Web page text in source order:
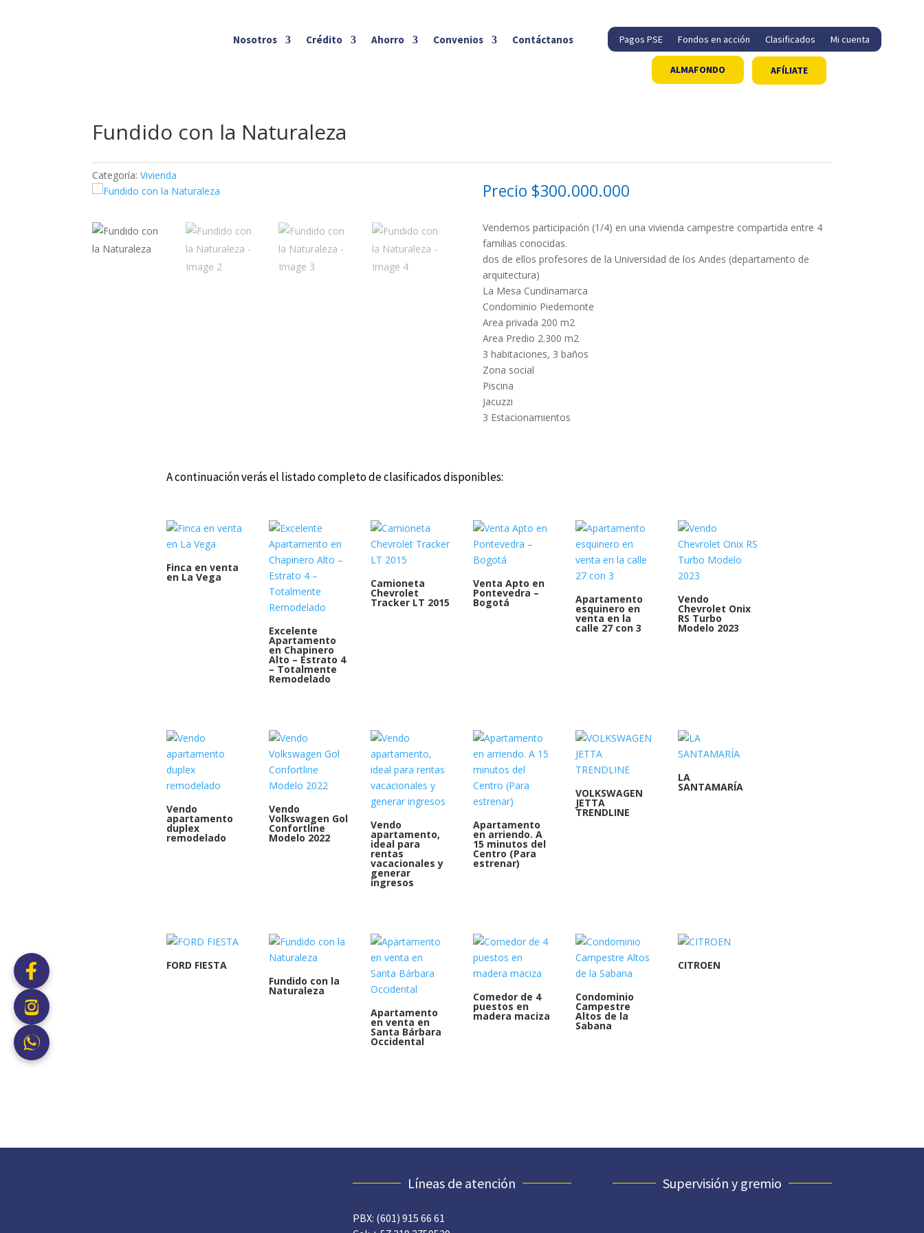
Nosotros Crédito Ahorro Convenios Contáctanos Pagos PSE Fondos en acción Clasificados Mi cuenta
ALMAFONDO AFÍLIATE
AFÍLIATE
AFÍLIATE
Fundido con la Naturaleza
Categoría:Vivienda
Precio $300.000.000
Vendemos participación (1/4) en una vivienda campestre compartida entre 4
familias conocidas.
dos de ellos profesores de la Universidad de los Andes (departamento de
arquitectura)
La Mesa Cundinamarca
Condominio Piedemonte
Area privada 200 m2
Area Predio 2.300 m2
3 habitaciones, 3 baños
Zona social
Piscina
Jacuzzi
3 Estacionamientos
A continuación verás el listado completo de clasificados disponibles:
Finca en venta
en La Vega
Excelente
Apartamento
en Chapinero
Alto – Estrato 4
– Totalmente
Remodelado
Camioneta
Chevrolet
Tracker LT 2015
Venta Apto en
Pontevedra –
Bogotá Apartamento
esquinero en
venta en la
calle 27 con 3
Vendo
Chevrolet Onix
RS Turbo
Modelo 2023
Vendo
apartamento
duplex
remodelado
Vendo
Volkswagen Gol
Confortline
Modelo 2022
Vendo
apartamento,
ideal para
rentas
vacacionales y
generar
ingresos
Apartamento
en arriendo. A
15 minutos del
Centro (Para
estrenar)
VOLKSWAGEN
JETTA
TRENDLINE
LA
SANTAMARÍA
FORD FIESTA
Fundido con la
Naturaleza
Apartamento
en venta en
Santa Bárbara
Occidental
Comedor de 4
puestos en
madera maciza
Condominio
Campestre
Altos de la
Sabana
CITROEN
Líneas de atención
PBX: (601) 915 66 61
Supervisión y gremio